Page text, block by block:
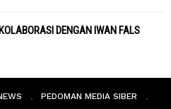
DENGAN IWAN FALS
PEDOMAN MEDIA SIBER